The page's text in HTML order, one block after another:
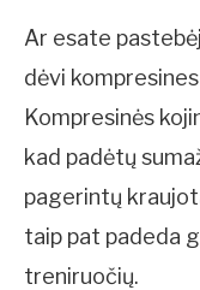
Ar esate
dėvi
Kompresinės
kad padėtų
pagerintų
taip pat padeda
treniruočių.